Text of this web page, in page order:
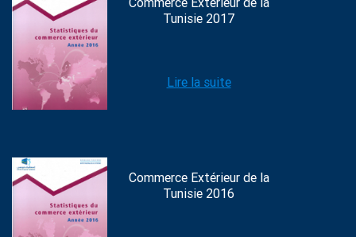
Commerce Extérieur de la
Tunisie 2017
Lire la suite
Commerce Extérieur de la
Tunisie 2016